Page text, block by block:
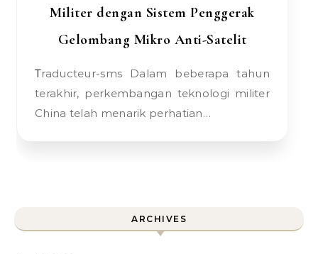
Militer dengan Sistem Penggerak
Gelombang Mikro Anti-Satelit
Traducteur-sms Dalam beberapa tahun
terakhir, perkembangan teknologi militer
China telah menarik perhatian…
ARCHIVES